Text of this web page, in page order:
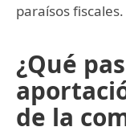
paraísos fiscales.
¿Qué
de la